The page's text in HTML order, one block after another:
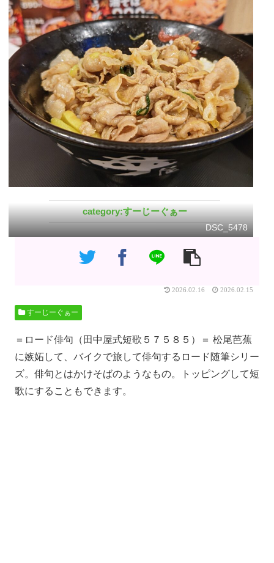
すーじーぐぁー
DSC_5478
2026.02.16 2026.02.15
すーじーぐぁー
＝ロード俳句（田中屋式短歌５７５８５）＝ 松尾芭蕉
に嫉妬して、バイクで旅して俳句するロード随筆シリー
ズ。俳句とはかけそばのようなもの。トッピングして短
歌にすることもできます。